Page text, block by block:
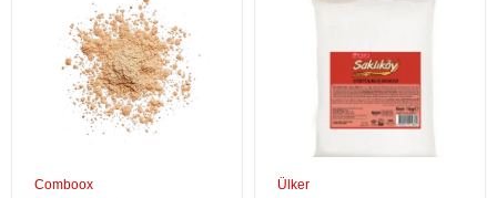
Comboox Ülker